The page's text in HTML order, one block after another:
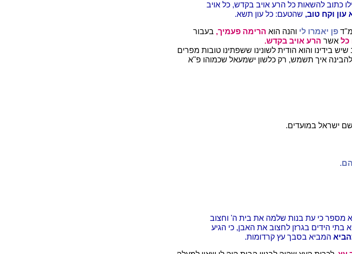
כתוב להשאות כל הרע אויב בקדש, כל אויב
וקח טוב, שהטעם: כל עון תשא.
פן יאמרו לי והנה הוא הרימה פעמיך, בעבור
כל אשר הרע אויב בקדש.
בידינו והוא הודית לשונינו ששפתינו טובות מפרים
להבינה איך תשמש, רק כלשון ישמעאל שכמוהו פ"א
ישראל במועדים.
מספר כי עת בנות שלמה את בית ה' וחצוב
הידים בגרזן לחצוב את האבן, כי הגיע
המביא בסבך עץ קרדומות.